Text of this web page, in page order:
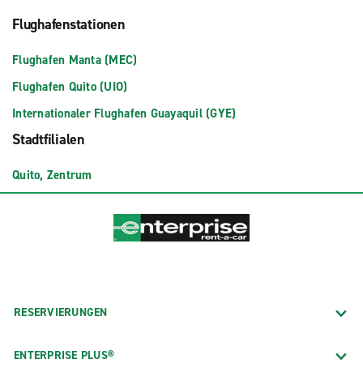
Flughafenstationen
Flughafen Manta (MEC)
Flughafen Quito (UIO)
Internationaler Flughafen Guayaquil (GYE)
Stadtfilialen
Quito, Zentrum
RESERVIERUNGEN
ENTERPRISE PLUS®